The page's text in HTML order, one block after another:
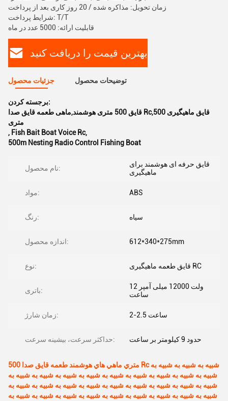
زمان تحویل: مذاکره شده / 20 روز کاری بعد از پرداخت
شرایط پرداخت: T/T
قابلیت ارائه: 5000 عدد در ماه
بهترین قیمت را دریافت کنید
جزئیات محصول توضیحات محصول
برجسته کردن:
قایق 500 متری هوشمند,ماهی طعمه قایق صدا Rc,قایق ماهیگیری 500
متری
, Fish Bait Boat Voice Rc,
500m Nesting Radio Control Fishing Boat
نام محصول:
قایق حرفه ای هوشمند برای
ماهیگیری
مواد: ABS
رنگ: سیاه
اندازه محصول: 612*340*275mm
نوع: قایق طعمه ماهیگیری RC
باتری:
12 ولت 12000 میلی آمپر
ساعت
زمان شارژ: 2-2.5 ساعت
حداکثر سرعت، بیشینه سرعت: حدود 9 کیلومتر بر ساعت
500 متري ماهي هاي هوشمند طعمه قايق صدا Rc شبيه به شبيه به شبيه به
شبيه به شبيه به شبيه به شبيه به شبيه به شبيه به شبيه به شبيه به شبيه به
شبيه به شبيه به شبيه به شبيه به شبيه به شبيه به شبيه به شبيه به شبيه به
شبيه به شبيه به شبيه به شبيه به شبيه به شبيه به شبيه به شبيه به شبيه به